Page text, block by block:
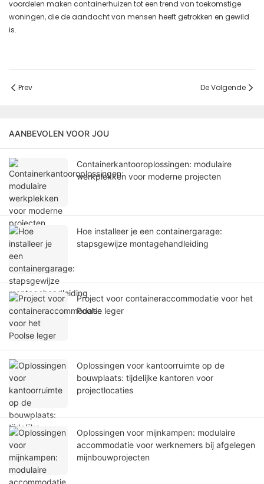
voordelen maken containerhuizen tot een trend van toekomstige
woningen, die de aandacht van mensen heeft getrokken en gewild
is.
Prev De Volgende
AANBEVOLEN VOOR JOU
Containerkantooroplossingen: modulaire
werkplekken voor moderne projecten
Hoe installeer je een containergarage:
stapsgewijze montagehandleiding
Project voor containeraccommodatie voor het
Poolse leger
Oplossingen voor kantoorruimte op de
bouwplaats: tijdelijke kantoren voor
projectlocaties
Oplossingen voor mijnkampen: modulaire
accommodatie voor werknemers bij afgelegen
mijnbouwprojecten